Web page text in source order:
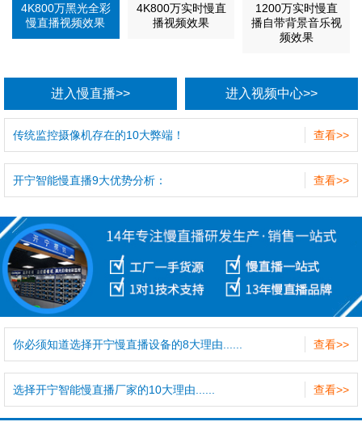
4K800万黑光全彩
慢直播视频效果
4K800万实时慢直
播视频效果
1200万实时慢直
播自带背景音乐视
频效果
进入慢直播>> 进入视频中心>>
查看>>
传统监控摄像机存在的10大弊端！
查看>>
开宁智能慢直播9大优势分析：
查看>>
你必须知道选择开宁慢直播设备的8大理由......
查看>>
选择开宁智能慢直播厂家的10大理由......